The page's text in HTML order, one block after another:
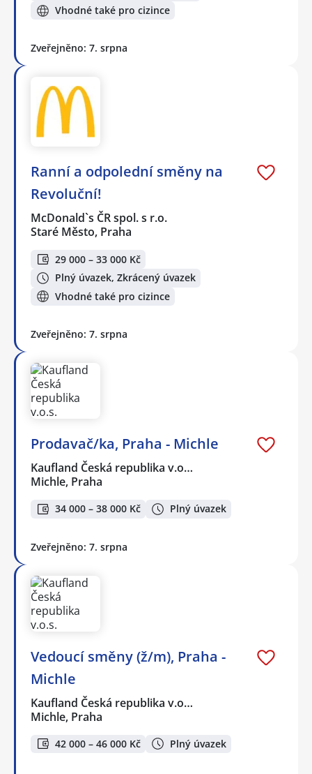
Vhodné také pro cizince
Zveřejněno: 7. srpna
Ranní a odpolední směny na
Revoluční!
McDonald`s ČR spol. s r.o.
Staré Město, Praha
29 000 – 33 000 Kč
Plný úvazek, Zkrácený úvazek
Vhodné také pro cizince
Zveřejněno: 7. srpna
Prodavač/ka, Praha - Michle
Kaufland Česká republika v.o…
Michle, Praha
34 000 – 38 000 Kč Plný úvazek
Zveřejněno: 7. srpna
Vedoucí směny (ž/m), Praha -
Michle
Kaufland Česká republika v.o…
Michle, Praha
42 000 – 46 000 Kč Plný úvazek